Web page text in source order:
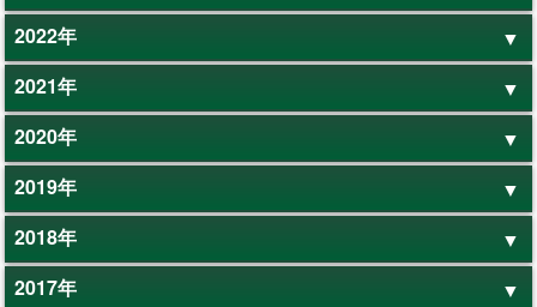
2022年
2021年
2020年
2019年
2018年
2017年